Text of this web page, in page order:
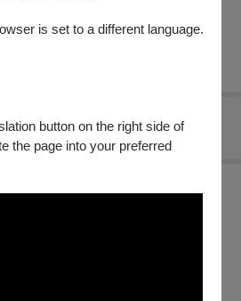
is set to a different language.
button on the right side of
the page into your preferred
無可售場次
舉辦一場公益演出為目標！
過的孟德爾頌e小調協奏曲，搭配
》、《豐收漁歌》，最後結束在聖